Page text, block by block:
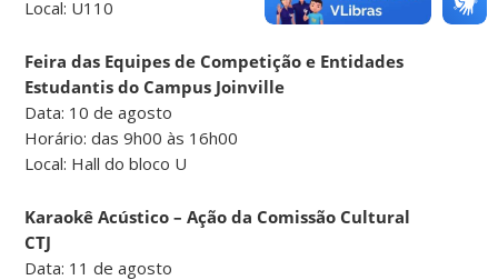
Local: U110
Feira das Equipes de Competição e Entidades
Estudantis do Campus Joinville
Data: 10 de agosto
Horário: das 9h00 às 16h00
Local: Hall do bloco U
Karaokê Acústico – Ação da Comissão Cultural
CTJ
Data: 11 de agosto